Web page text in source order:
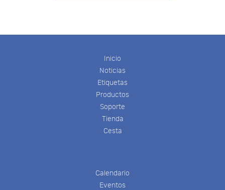
Inicio
Noticias
Etiquetas
Productos
Soporte
Tienda
Cesta
Calendario
Eventos